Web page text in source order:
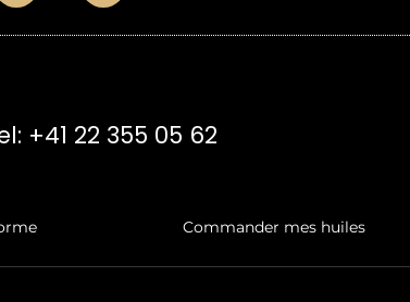
+41 22 355 05 62
Commander mes huiles